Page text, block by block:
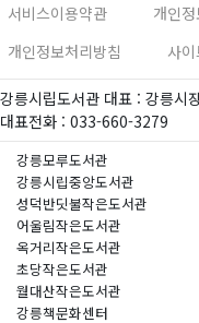
서비스이용약관
개인
개인정보처리방침
사
강릉시립도서관 대표 : 강릉시
대표전화 : 033-660-3279
강릉모루도서관
강릉시립중앙도서관
성덕반딧불작은도서관
어울림작은도서관
옥거리작은도서관
초당작은도서관
월대산작은도서관
강릉책문화센터